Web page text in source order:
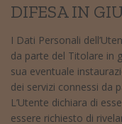
DIFESA IN
I Dati Personali
da parte del Titolare in
sua eventuale
dei servizi connessi da
L’Utente dichiara di
essere richiesto di